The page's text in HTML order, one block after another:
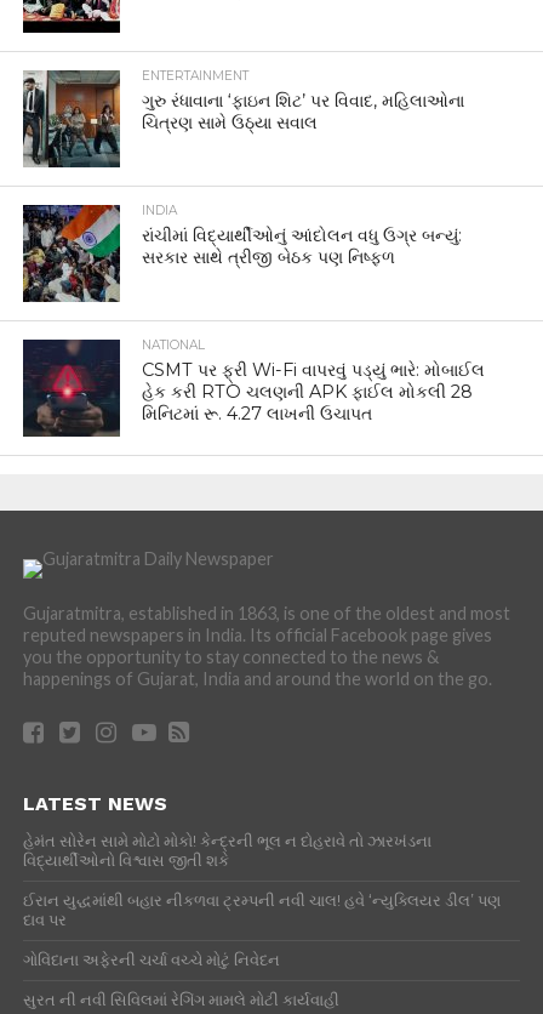
ENTERTAINMENT
ગુરુ રંધાવાના ‘ફાઇન શિટ’ પર વિવાદ, મહિલાઓના
ચિત્રણ સામે ઉઠ્યા સવાલ
INDIA
રાંચીમાં વિદ્યાર્થીઓનું આંદોલન વધુ ઉગ્ર બન્યું:
સરકાર સાથે ત્રીજી બેઠક પણ નિષ્ફળ
NATIONAL
CSMT પર ફ્રી Wi-Fi વાપરવું પડ્યું ભારે: મોબાઈલ
હેક કરી RTO ચલણની APK ફાઈલ મોકલી 28
મિનિટમાં રૂ. 4.27 લાખની ઉચાપત
Gujaratmitra, established in 1863, is one of the oldest and most
reputed newspapers in India. Its official Facebook page gives
you the opportunity to stay connected to the news &
happenings of Gujarat, India and around the world on the go.
LATEST NEWS
હેમંત સોરેન સામે મોટો મોકો! કેન્દ્રની ભૂલ ન દોહરાવે તો ઝારખંડના
વિદ્યાર્થીઓનો વિશ્વાસ જીતી શકે
ઈરાન યુદ્ધમાંથી બહાર નીકળવા ટ્રમ્પની નવી ચાલ! હવે ‘ન્યુક્લિયર ડીલ’ પણ
દાવ પર
ગોવિંદાના અફેરની ચર્ચા વચ્ચે મોટું નિવેદન
સુરત ની નવી સિવિલમાં રેગિંગ મામલે મોટી કાર્યવાહી